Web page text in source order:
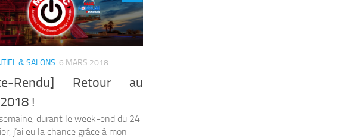
& SALONS 6 MARS 2018
Rendu] Retour au
!
durant le week-end du 24
j’ai eu la chance grâce à mon